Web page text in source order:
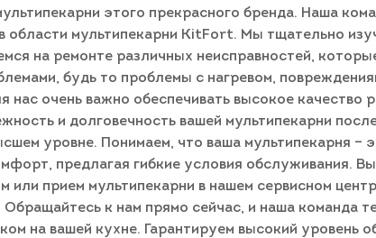
этого прекрасного бренда. Наша
области мультипекарни KitFort. Мы тщательно
на ремонте различных неисправностей,
будь то проблемы с нагревом,
очень важно обеспечивать высокое качество
и долговечность вашей мультипекарни
уровне. Понимаем, что ваша мультипекарня –
предлагая гибкие условия обслуживания.
прием мультипекарни в нашем сервисном
к нам прямо сейчас, и наша команда
на вашей кухне. Гарантируем высокий уровень